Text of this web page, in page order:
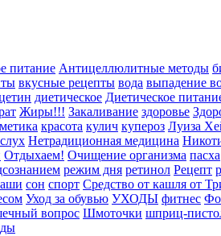
питание Антицеллюлитные методы
вкусные рецепты вода выпадение
диетическое Диетическое
Жиры!!! Закаливание здоровье
красота кулич купероз Луиза
Нетрадиционная медицина
Отдыхаем! Очищение организма пасха
режим дня ретинол Рецепт
сон спорт Средство от кашля от
Уход за обувью УХОДЫ фитнес
вопрос Шмоточки шприц-